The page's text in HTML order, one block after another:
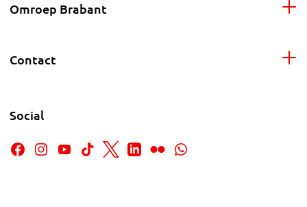
Omroep Brabant
Contact
Social